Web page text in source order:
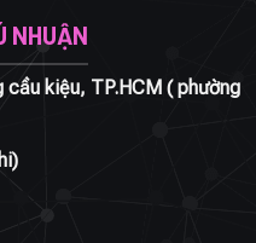
NHUẬN
cầu kiệu, TP.HCM ( phường